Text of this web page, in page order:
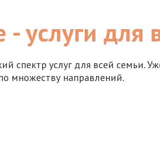
услуги для
спектр услуг для всей семьи.
множеству направлений.